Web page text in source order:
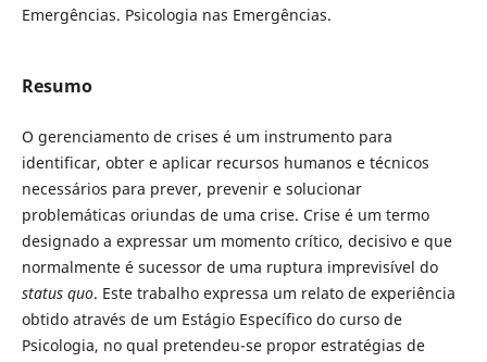
Emergências. Psicologia nas Emergências.
Resumo
O gerenciamento de crises é um instrumento para
identificar, obter e aplicar recursos humanos e técnicos
necessários para prever, prevenir e solucionar
problemáticas oriundas de uma crise. Crise é um termo
designado a expressar um momento crítico, decisivo e que
normalmente é sucessor de uma ruptura imprevisível do
status quo. Este trabalho expressa um relato de experiência
obtido através de um Estágio Específico do curso de
Psicologia, no qual pretendeu-se propor estratégias de